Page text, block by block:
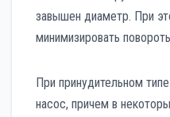
завышен диаметр. При
минимизировать
При принудительном
насос, причем в